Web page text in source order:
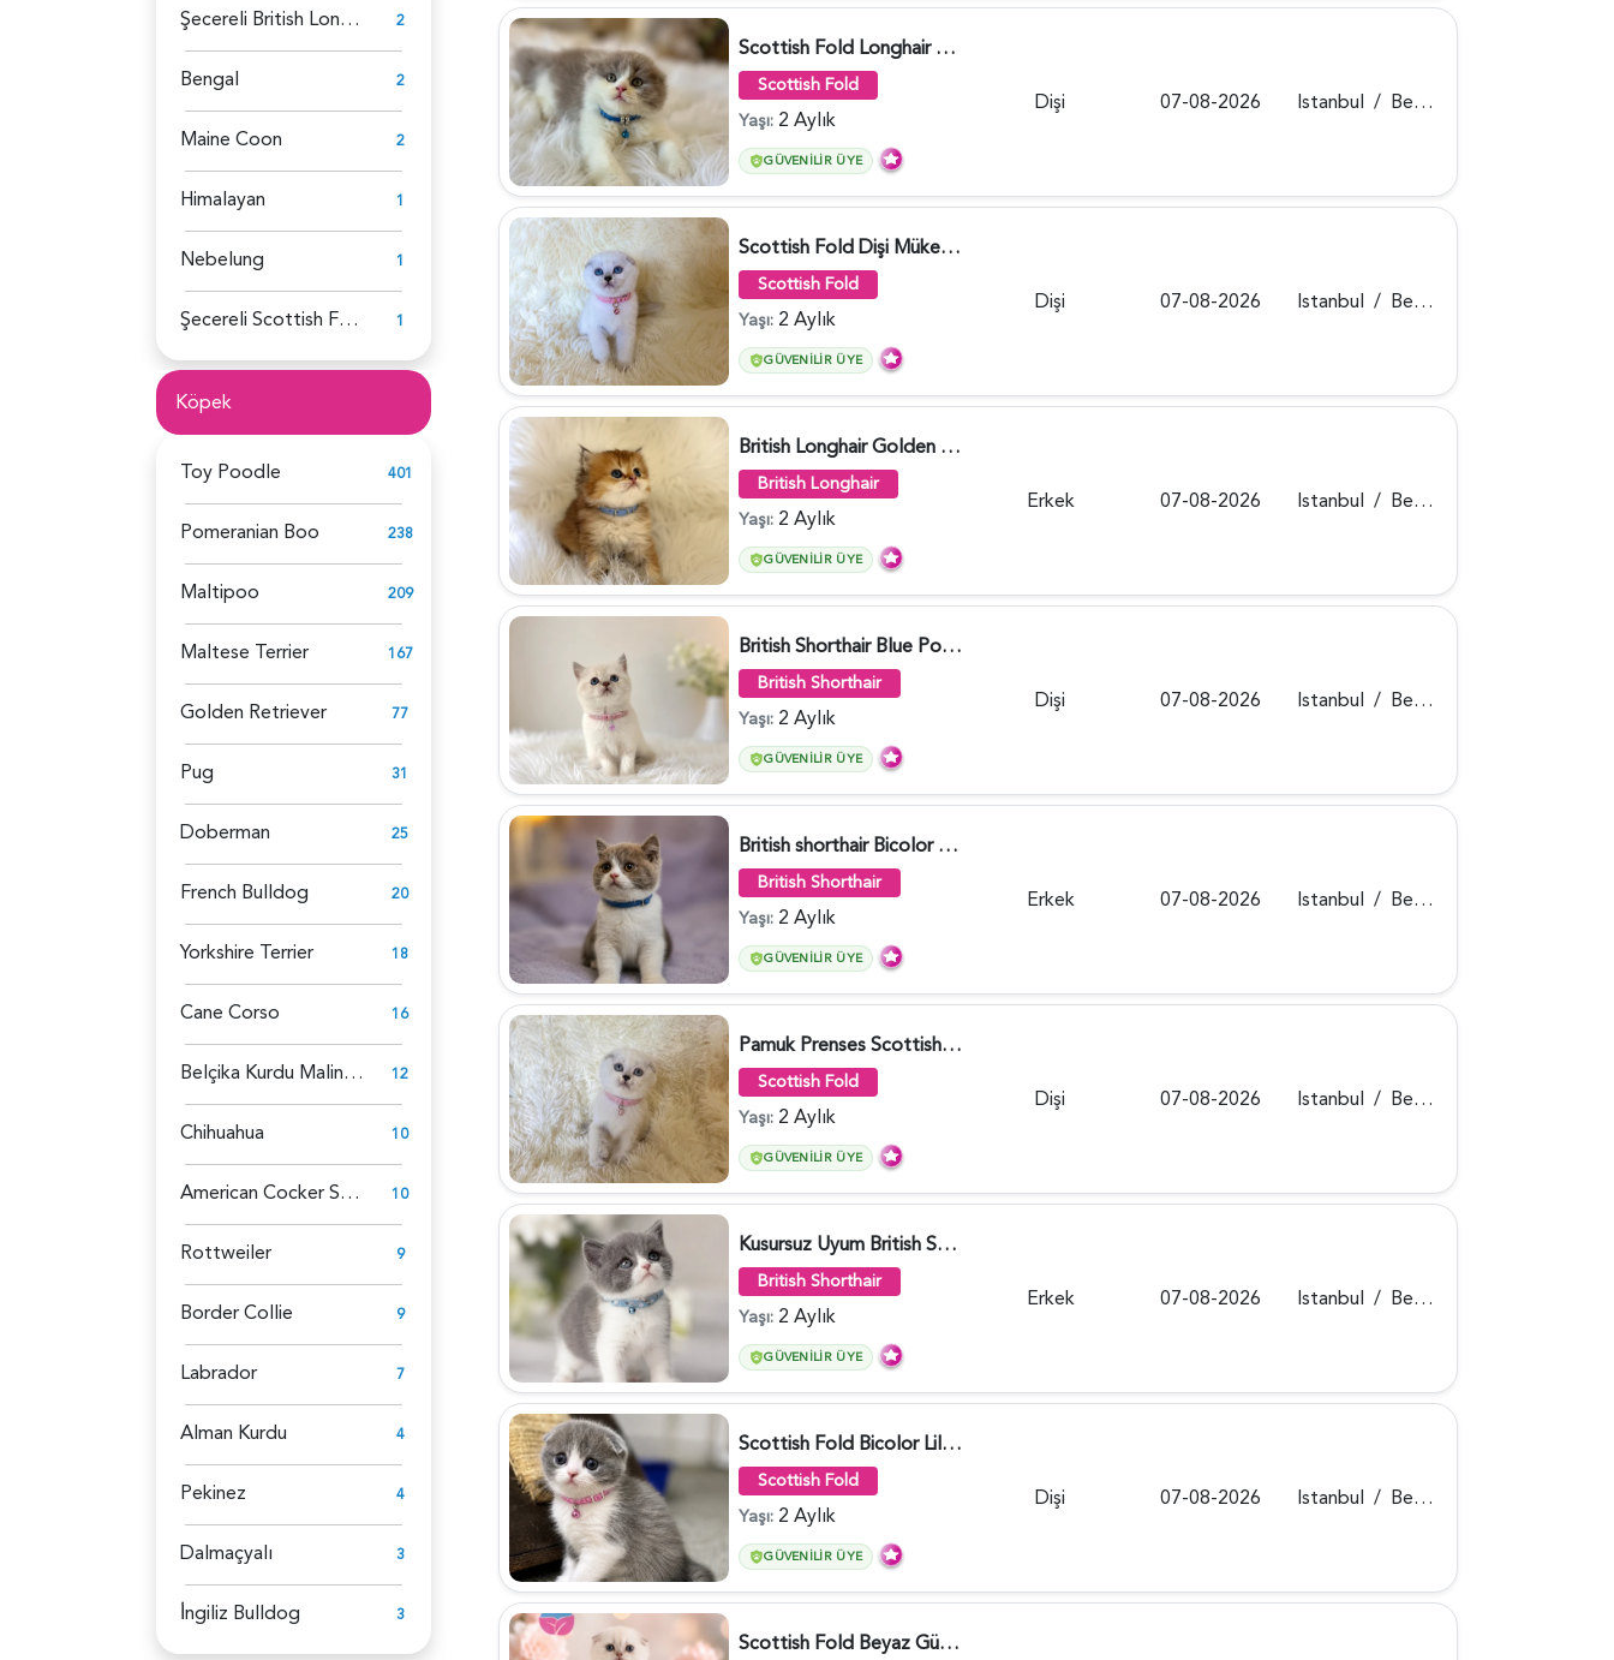
Şecereli British Longhair 2
Bengal 2
Maine Coon 2
Himalayan 1
Nebelung 1
Şecereli Scottish Fold 1
Köpek
Toy Poodle 401
Pomeranian Boo 238
Maltipoo 209
Maltese Terrier 167
Golden Retriever 77
Pug 31
Doberman 25
French Bulldog 20
Yorkshire Terrier 18
Cane Corso 16
Belçika Kurdu Malinois 12
Chihuahua 10
American Cocker Spaniel 10
Rottweiler 9
Border Collie 9
Labrador 7
Alman Kurdu 4
Pekinez 4
Dalmaçyalı 3
İ̇ngiliz Bulldog 3
Scottish Fold Longhair Lilac Bi Color 2 Aylık - 5908
Scottish Fold
Yaşı: 2 Aylık
GÜVENILIR ÜYE
Dişi 07-08-2026 Istanbul / Beykoz
Scottish Fold Dişi Mükemmel Yavrumuz - 5909
Scottish Fold
Yaşı: 2 Aylık
GÜVENILIR ÜYE
Dişi 07-08-2026 Istanbul / Beykoz
British Longhair Golden Erkek Yavrumuz - 5910
British Longhair
Yaşı: 2 Aylık
GÜVENILIR ÜYE
Erkek 07-08-2026 Istanbul / Beykoz
British Shorthair Blue Point Kızımız 2 Aylık - 5149
British Shorthair
Yaşı: 2 Aylık
GÜVENILIR ÜYE
Dişi 07-08-2026 Istanbul / Beykoz
British shorthair Bicolor Lilac Erkek - 5905
British Shorthair
Yaşı: 2 Aylık
GÜVENILIR ÜYE
Erkek 07-08-2026 Istanbul / Beykoz
Pamuk Prenses Scottish Fold Maviş Yavrumuz - 6009
Scottish Fold
Yaşı: 2 Aylık
GÜVENILIR ÜYE
Dişi 07-08-2026 Istanbul / Beykoz
Kusursuz Uyum British Shorthair Bi Color Erkek - 6011
British Shorthair
Yaşı: 2 Aylık
GÜVENILIR ÜYE
Erkek 07-08-2026 Istanbul / Beykoz
Scottish Fold Bicolor Lilac Dişi - 6014
Scottish Fold
Yaşı: 2 Aylık
GÜVENILIR ÜYE
Dişi 07-08-2026 Istanbul / Beykoz
Scottish Fold Beyaz Güzellik 2 Aylık - 4690